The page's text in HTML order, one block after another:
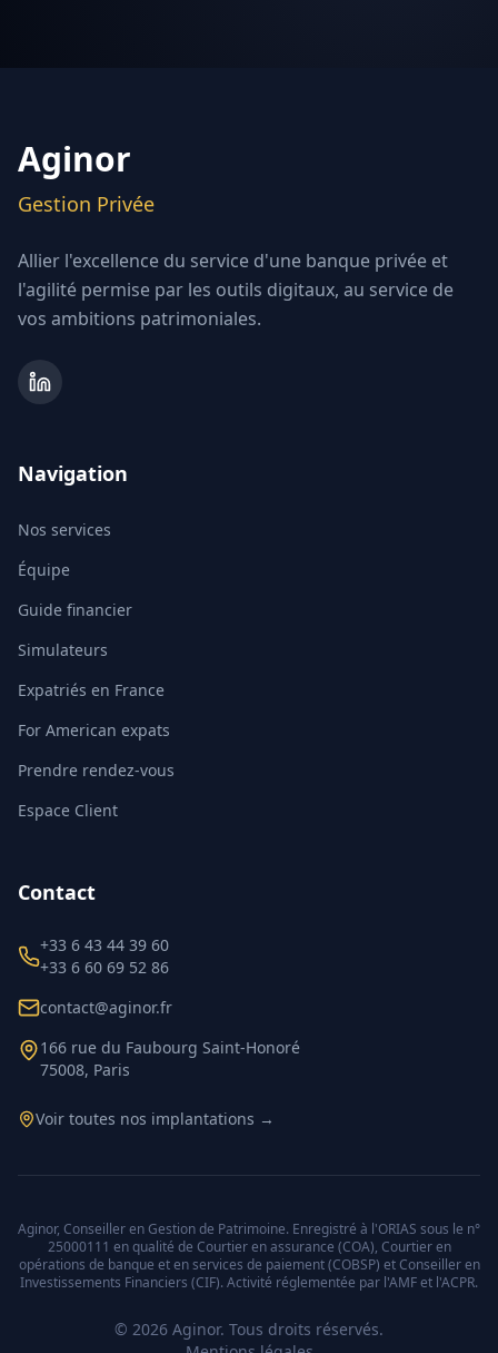
Aginor
Gestion Privée
Allier l'excellence du service d'une banque privée et
l'agilité permise par les outils digitaux, au service de
vos ambitions patrimoniales.
Navigation
Nos services
Équipe
Guide financier
Simulateurs
Expatriés en France
For American expats
Prendre rendez-vous
Espace Client
Contact
+33 6 43 44 39 60
+33 6 60 69 52 86
contact@aginor.fr
166 rue du Faubourg Saint-Honoré
75008, Paris
Voir toutes nos implantations →
Aginor, Conseiller en Gestion de Patrimoine. Enregistré à l'ORIAS sous le n°
25000111 en qualité de Courtier en assurance (COA), Courtier en
opérations de banque et en services de paiement (COBSP) et Conseiller en
Investissements Financiers (CIF). Activité réglementée par l'AMF et l'ACPR.
© 2026 Aginor. Tous droits réservés.